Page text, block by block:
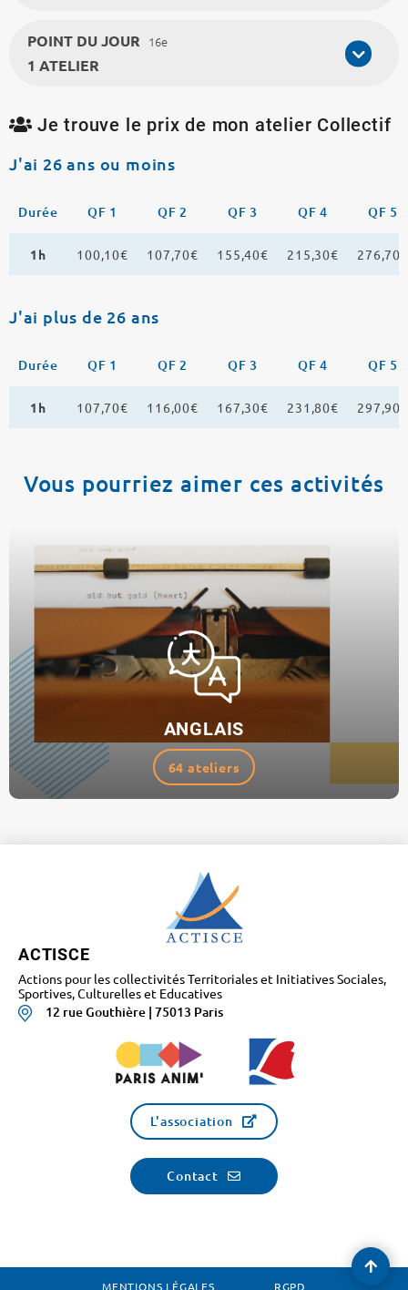
POINT DU JOUR 16e
1 ATELIER
Je trouve le prix de mon atelier Collectif
J'ai 26 ans ou moins
Durée QF 1 QF 2 QF 3 QF 4 QF 5
1h 100,10€ 107,70€ 155,40€ 215,30€ 276,70€
J'ai plus de 26 ans
Durée QF 1 QF 2 QF 3 QF 4 QF 5
1h 107,70€ 116,00€ 167,30€ 231,80€ 297,90€
Vous pourriez aimer ces activités
ANGLAIS
64 ateliers
ACTISCE
Actions pour les collectivités Territoriales et Initiatives Sociales,
Sportives, Culturelles et Educatives
12 rue Gouthière | 75013 Paris
L'association
Contact
MENTIONS LÉGALES RGPD